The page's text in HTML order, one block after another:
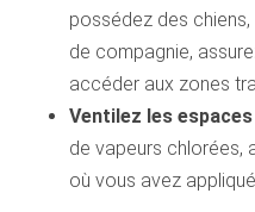
possédez des chiens,
de compagnie,
accéder aux zones
Ventilez les
de vapeurs chlorées,
où vous avez